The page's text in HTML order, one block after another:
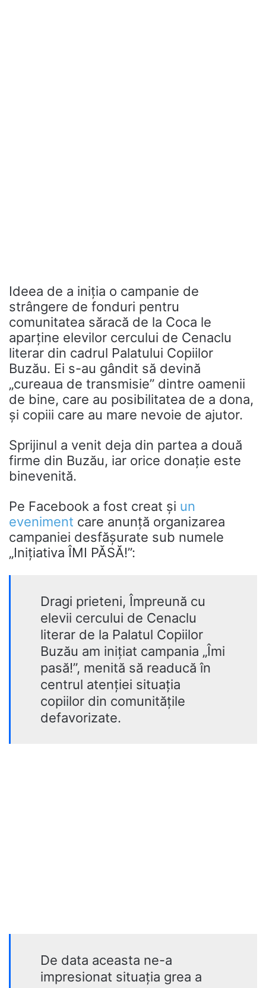
Ideea de a iniția o campanie de
strângere de fonduri pentru
comunitatea săracă de la Coca le
aparține elevilor cercului de Cenaclu
literar din cadrul Palatului Copiilor
Buzău. Ei s-au gândit să devină
„cureaua de transmisie” dintre oamenii
de bine, care au posibilitatea de a dona,
și copiii care au mare nevoie de ajutor.
Sprijinul a venit deja din partea a două
firme din Buzău, iar orice donație este
binevenită.
Pe Facebook a fost creat și un
eveniment care anunță organizarea
campaniei desfășurate sub numele
„Inițiativa ÎMI PĂSĂ!”:
Dragi prieteni, Împreună cu
elevii cercului de Cenaclu
literar de la Palatul Copiilor
Buzău am inițiat campania „Îmi
pasă!”, menită să readucă în
centrul atenției situația
copiilor din comunitățile
defavorizate.
De data aceasta ne-a
impresionat situația grea a